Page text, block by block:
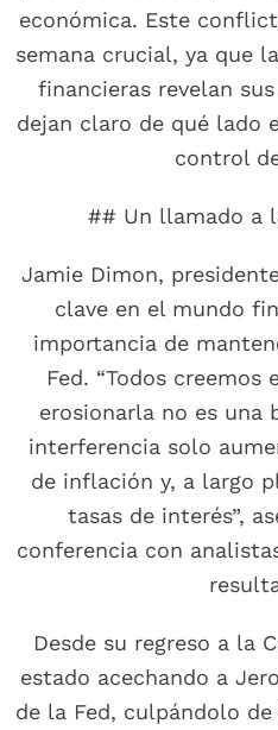
económica. Este
semana crucial, ya que
financieras revelan
dejan claro de qué lado
control
## Un llamado a
Jamie Dimon,
clave en el mundo
importancia de
Fed. “Todos creemos
erosionarla no es una
interferencia solo
de inflación y, a largo
tasas de interés”,
conferencia con
Desde su regreso a la
estado acechando a
de la Fed, culpándolo